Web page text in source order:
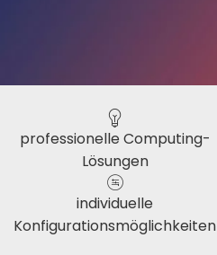
professionelle Computing-
Lösungen
individuelle
Konfigurationsmöglichkeiten